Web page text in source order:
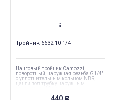
Тройник 6632 10-1/4
Цанговый тройник Camozzi,
поворотный, наружная резьба G1/4"
с уплотнительным кольцом NBR,
цанги под трубку наружным
Р